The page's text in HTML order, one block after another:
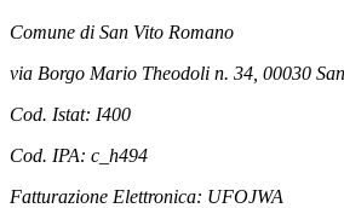
Comune di San Vito Romano
via Borgo Mario Theodoli n. 34, 00030
Cod. Istat: I400
Cod. IPA: c_h494
Fatturazione Elettronica: UFOJWA